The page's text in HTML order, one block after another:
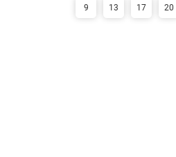
9 13 17 20